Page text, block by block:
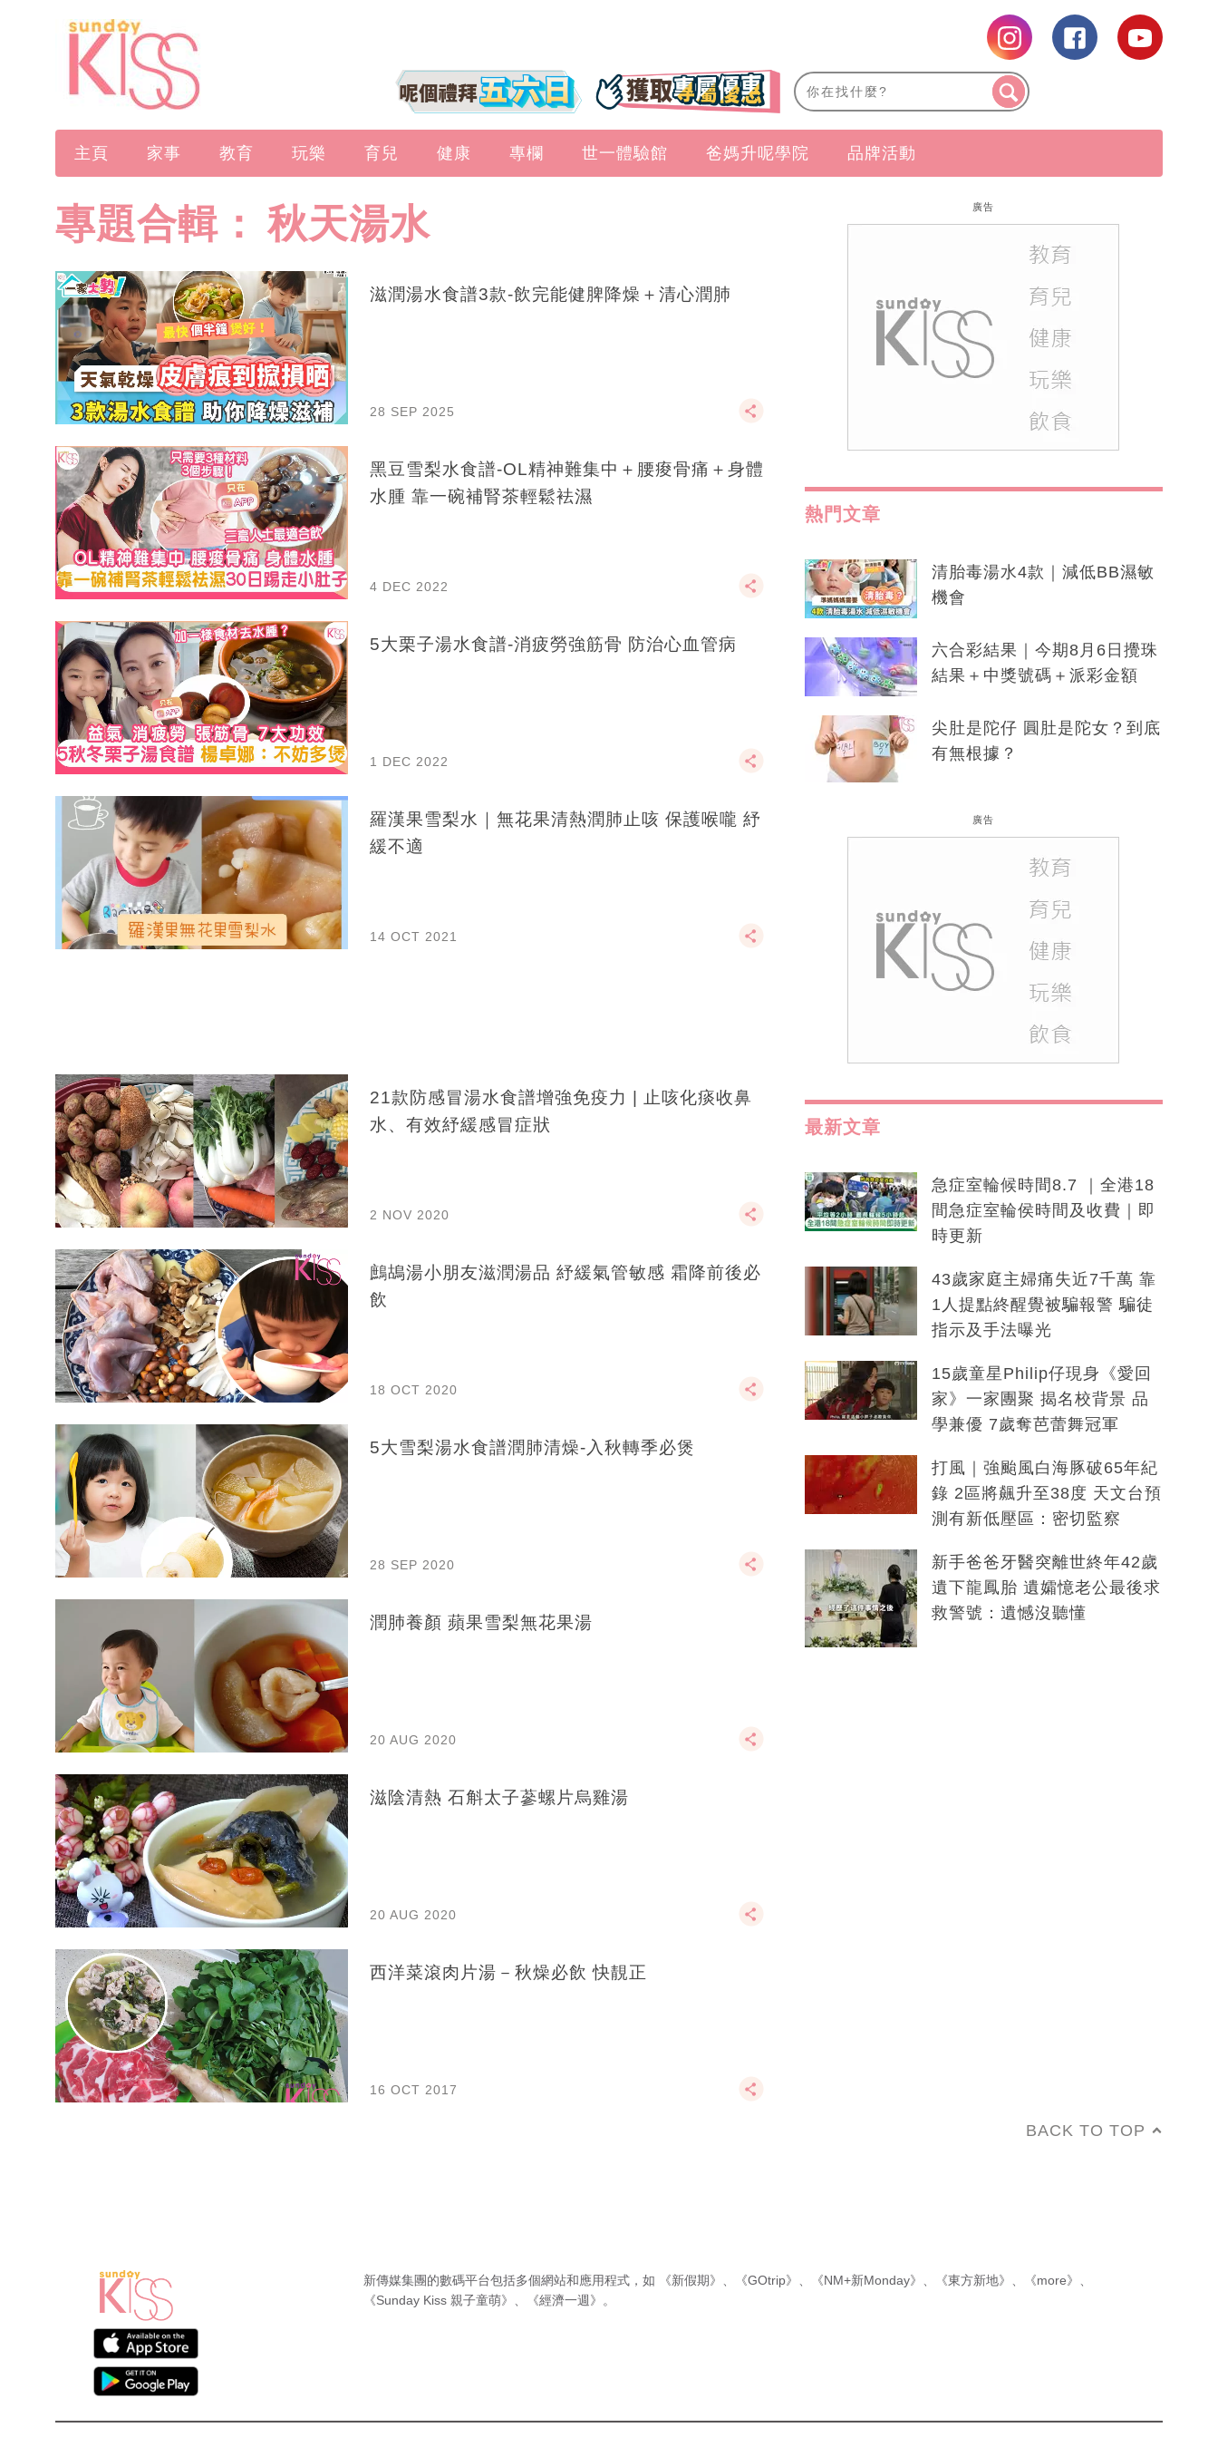
主頁 家事 教育 玩樂 育兒 健康 專欄 世一體驗館 爸媽升呢學院 品牌活動
專題合輯： 秋天湯水
滋潤湯水食譜3款-飲完能健脾降燥＋清心潤肺
28 SEP 2025
黑豆雪梨水食譜-OL精神難集中＋腰痠骨痛＋身體
水腫 靠一碗補腎茶輕鬆袪濕
4 DEC 2022
5大栗子湯水食譜-消疲勞強筋骨 防治心血管病
1 DEC 2022
羅漢果雪梨水｜無花果清熱潤肺止咳 保護喉嚨 紓
緩不適
14 OCT 2021
21款防感冒湯水食譜增強免疫力 | 止咳化痰收鼻
水、有效紓緩感冒症狀
2 NOV 2020
鷓鴣湯小朋友滋潤湯品 紓緩氣管敏感 霜降前後必
飲
18 OCT 2020
5大雪梨湯水食譜潤肺清燥-入秋轉季必煲
28 SEP 2020
潤肺養顏 蘋果雪梨無花果湯
20 AUG 2020
滋陰清熱 石斛太子蔘螺片烏雞湯
20 AUG 2020
西洋菜滾肉片湯－秋燥必飲 快靚正
16 OCT 2017
廣告
熱門文章
清胎毒湯水4款｜減低BB濕敏
機會
六合彩結果｜今期8月6日攪珠
結果＋中獎號碼＋派彩金額
尖肚是陀仔 圓肚是陀女？到底
有無根據？
廣告
最新文章
急症室輪候時間8.7 ｜全港18
間急症室輪侯時間及收費｜即
時更新
43歲家庭主婦痛失近7千萬 靠
1人提點終醒覺被騙報警 騙徒
指示及手法曝光
15歲童星Philip仔現身《愛回
家》一家團聚 揭名校背景 品
學兼優 7歲奪芭蕾舞冠軍
打風｜強颱風白海豚破65年紀
錄 2區將飆升至38度 天文台預
測有新低壓區：密切監察
新手爸爸牙醫突離世終年42歲
遺下龍鳳胎 遺孀憶老公最後求
救警號：遺憾沒聽懂
BACK TO TOP
新傳媒集團的數碼平台包括多個網站和應用程式，如 《新假期》 《GOtrip》 《NM+新Monday》 《東方新地》 《more》
《Sunday Kiss 親子童萌》
《經濟一週》 。